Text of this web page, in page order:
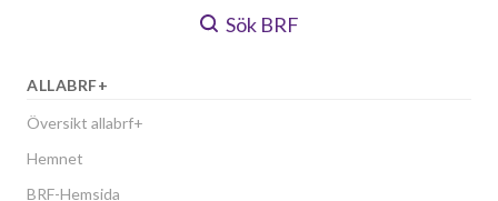
Sök BRF
ALLABRF+
Översikt allabrf+
Hemnet
BRF-Hemsida